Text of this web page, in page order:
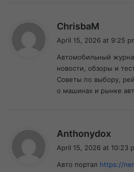
ChrisbaM
s
:
April 15, 2026 at 9:25
Автомобильный
новости, обзоры и
Советы по выбору,
о машинах и рынке
Anthonydox
s
April 15, 2026 at 10:23
Авто портал https://